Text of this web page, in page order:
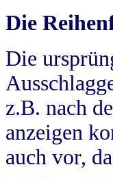
Die
Die
z.B. nach
anzeigen
auch vor,